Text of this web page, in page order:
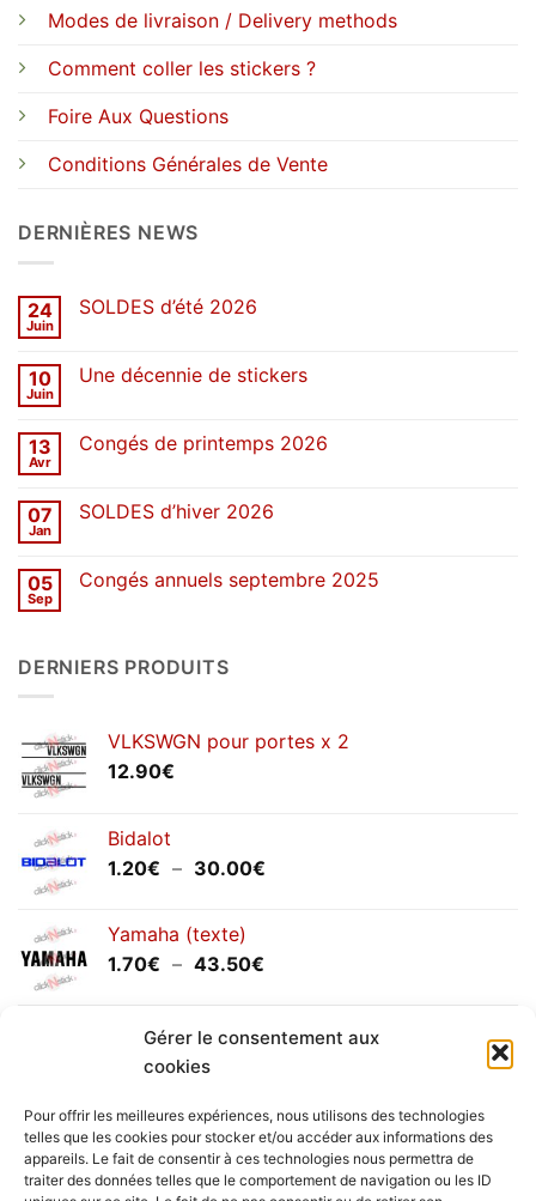
Gérer le consentement aux
cookies
Pour offrir les meilleures expériences, nous utilisons des technologies
telles que les cookies pour stocker et/ou accéder aux informations des
appareils. Le fait de consentir à ces technologies nous permettra de
traiter des données telles que le comportement de navigation ou les ID
Modes de livraison / Delivery methods
Comment coller les stickers ?
Foire Aux Questions
Conditions Générales de Vente
DERNIÈRES NEWS
24
Juin
SOLDES d’été 2026
SOLDES
10
Juin
Une décennie de stickers
Une
décennie
13
Avr
Congés de printemps 2026
Congés
07
Jan
SOLDES d’hiver 2026
SOLDES
05
Sep
Congés annuels septembre 2025
annuels
septembre
DERNIERS PRODUITS
VLKSWGN pour portes x 2
12.90€
Bidalot
1.20€ – 30.00€
Yamaha (texte)
1.70€ – 43.50€
prix :
1.70€
Yamaha (logo circulaire)
2.00€ – 25.90
prix :
2.00€
à
25.90€
Livraison vers la France exclusivement. Pour les pays